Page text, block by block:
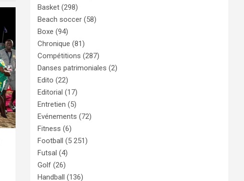
Basket (298)
Beach soccer (58)
Boxe (94)
Chronique (81)
Compétitions (287)
Danses patrimoniales (2)
Edito (22)
Editorial (17)
Entretien (5)
Evénements (72)
Fitness (6)
Football (5 251)
Futsal (4)
Golf (26)
Handball (136)